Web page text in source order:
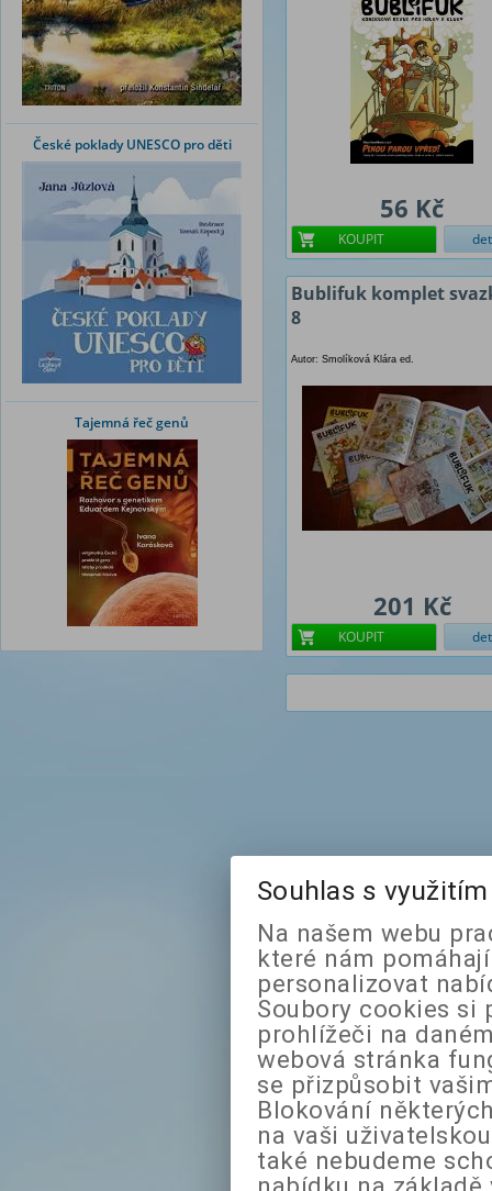
České poklady UNESCO pro děti
Tajemná řeč genů
56 Kč
KOUPIT
Bublifuk komplet
8
Autor: Smolíková Klára ed.
201 Kč
KOUPIT
Souhlas s
Na našem webu
které nám
personalizovat
Soubory cookies si
prohlížeči na
webová stránka
se přizpůsobit
Blokování
na vaši
také nebudeme
nabídku na